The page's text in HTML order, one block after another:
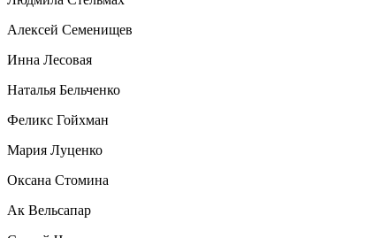
Алексей Семенищев
Инна Лесовая
Наталья Бельченко
Феликс Гойхман
Мария Луценко
Оксана Стомина
Ак Вельсапар